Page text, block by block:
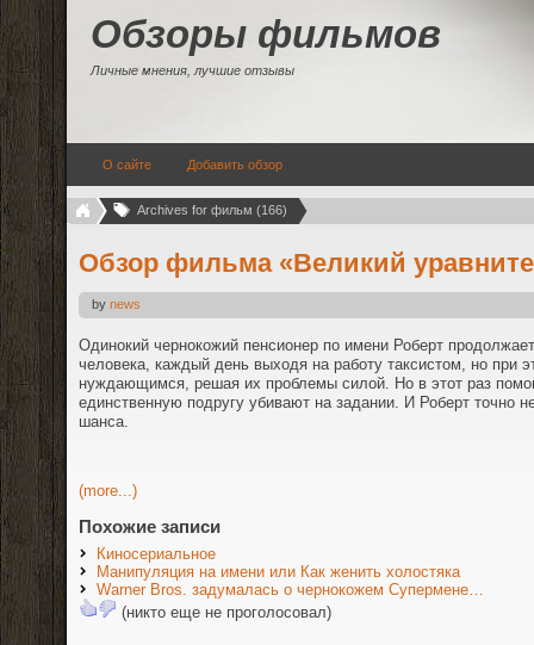
Обзоры фильмов
Личные мнения, лучшие отзывы
О сайте Добавить обзор
Archives for фильм (166)
Обзор фильма «Великий
by news
Одинокий чернокожий пенсионер по имени Роберт
человека, каждый день выходя на работу таксистом, но при
нуждающимся, решая их проблемы силой. Но в этот раз
единственную подругу убивают на задании. И Роберт точно
шанса.
(more...)
Похожие записи
Киносериальное
Манипуляция на имени или Как женить холостяка
Warner Bros. задумалась о чернокожем Супермене…
(никто еще не проголосовал)